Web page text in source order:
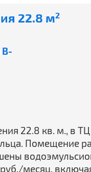
22.8 м2
B-
22.8 кв. м., в
Помещение
месяц,